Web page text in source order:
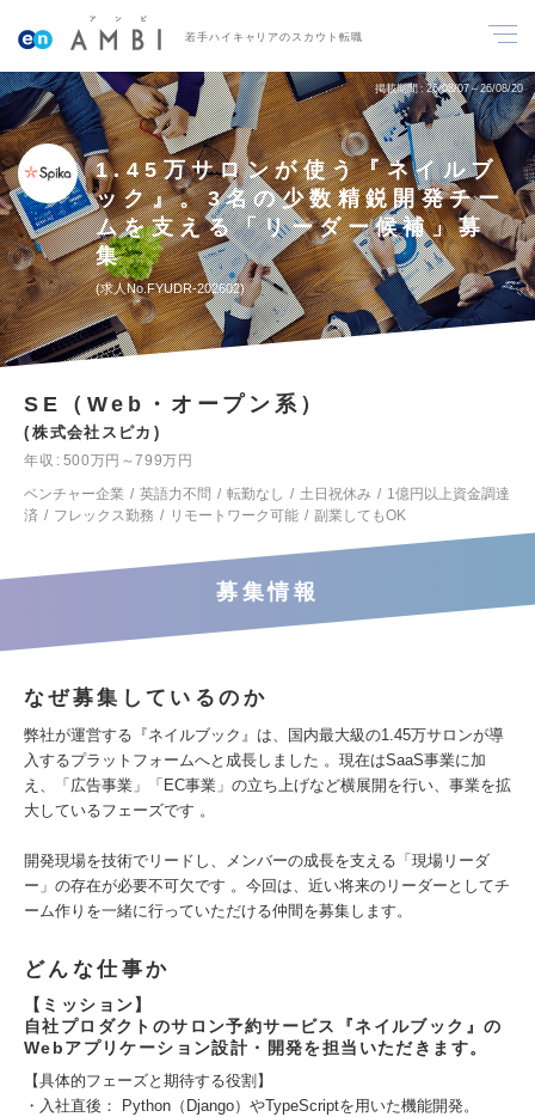
若手ハイキャリアのスカウト転職
掲載期間 26/08/07～26/08/20
1.45万サロンが使う『ネイルブ
ック』。3名の少数精鋭開発チー
ムを支える「リーダー候補」募
集
求人No.FYUDR-202602
SE（Web・オープン系）
株式会社スピカ
年収
500万円～799万円
ベンチャー企業
英語力不問 転勤なし 土日祝休み
1億円以上資金調達
済
フレックス勤務 リモートワーク可能 副業してもOK
募集情報
なぜ募集しているのか
弊社が運営する『ネイルブック』は、国内最大級の1.45万サロンが導
入するプラットフォームへと成長しました 。現在はSaaS事業に加
え、「広告事業」「EC事業」の立ち上げなど横展開を行い、事業を拡
大しているフェーズです 。
開発現場を技術でリードし、メンバーの成長を支える「現場リーダ
ー」の存在が必要不可欠です 。今回は、近い将来のリーダーとしてチ
ーム作りを一緒に行っていただける仲間を募集します。
どんな仕事か
【ミッション】
自社プロダクトのサロン予約サービス『ネイルブック』の
Webアプリケーション設計・開発を担当いただきます。
【具体的フェーズと期待する役割】
・入社直後： Python（Django）やTypeScriptを用いた機能開発。